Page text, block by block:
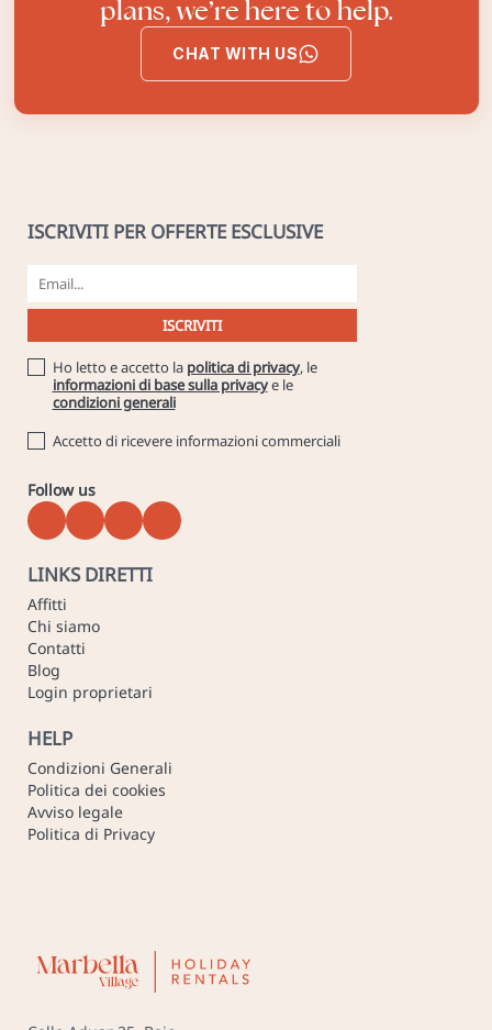
plans, we’re here to help.
CHAT WITH US
ISCRIVITI PER OFFERTE ESCLUSIVE
Ho letto e accetto la politica di privacy, le
informazioni di base sulla privacye le
condizioni generali
Accetto di ricevere informazioni commerciali
Follow us
LINKS DIRETTI
Affitti
Chi siamo
Contatti
Blog
Login proprietari
HELP
Condizioni Generali
Politica dei cookies
Avviso legale
Politica di Privacy